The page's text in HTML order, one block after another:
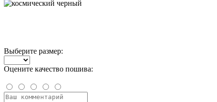
Выберите размер:
Оцените качество пошива: